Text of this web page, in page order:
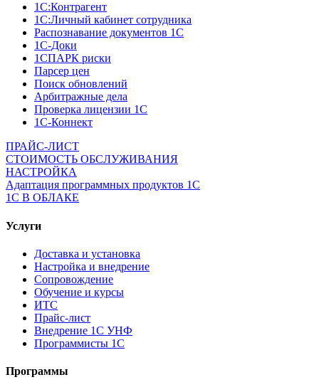
1C:Контрагент
1С:Личный кабинет сотрудника
Распознавание документов 1С
1С-Доки
1CПАРК риски
Парсер цен
Поиск обновлений
Арбитражные дела
Проверка лицензии 1С
1С-Коннект
ПРАЙС-ЛИСТ
СТОИМОСТЬ ОБСЛУЖИВАНИЯ
НАСТРОЙКА
Адаптация программных продуктов 1С
1С В ОБЛАКЕ
Услуги
Доставка и установка
Настройка и внедрение
Сопровождение
Обучение и курсы
ИТС
Прайс-лист
Внедрение 1С УНФ
Программисты 1С
Программы